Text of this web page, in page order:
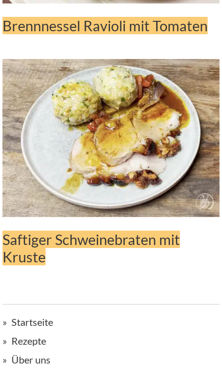
Brennnessel Ravioli mit Tomaten
Saftiger Schweinebraten mit
Kruste
Startseite
Rezepte
Über uns